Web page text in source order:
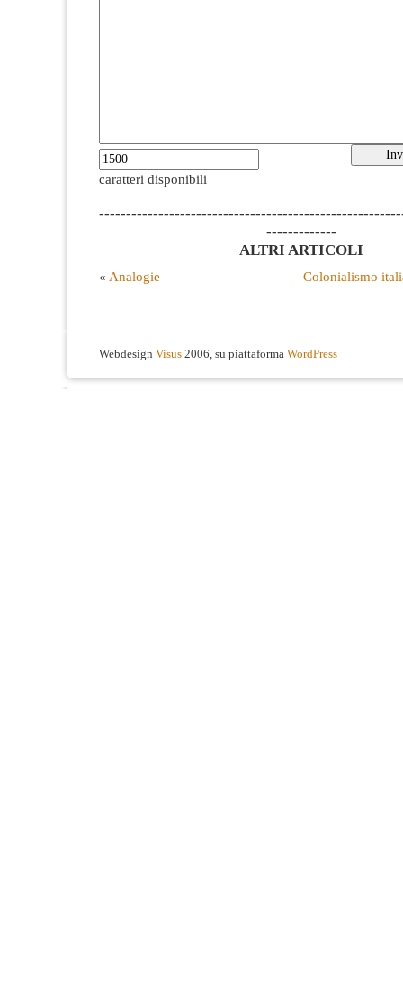
caratteri disponibili
-------------
ALTRI ARTICOLI
« Analogie Colonialismo
Webdesign Visus 2006, su piattaforma WordPress